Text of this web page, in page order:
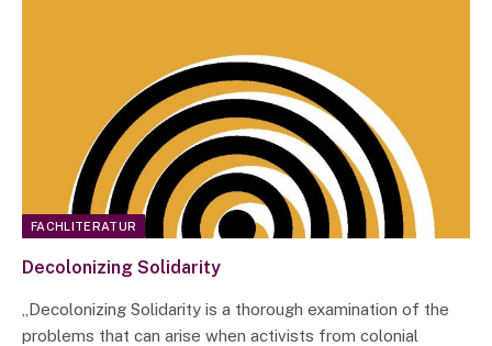
FACHLITERATUR
Decolonizing Solidarity
„Decolonizing Solidarity is a thorough examination of the
problems that can arise when activists from colonial